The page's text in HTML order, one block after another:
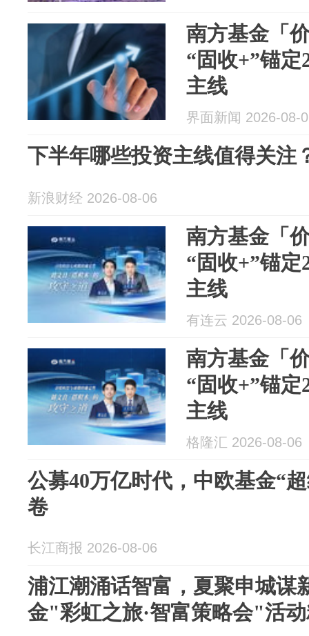
南方基金「
“固收+”锚定
主线
界面新闻 2026-08-
下半年哪些投资主线值得关注
新浪财经 2026-08-06
南方基金「
“固收+”锚定
主线
有连云 2026-08-06
南方基金「
“固收+”锚定
主线
格隆汇 2026-08-06
公募40万亿时代，中欧基金“
卷
长江商报 2026-08-06
浦江潮涌话智富，夏聚申城谋新篇 ——
金"彩虹之旅·智富策略会"活